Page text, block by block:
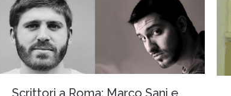
Scrittori a Roma: Marco Sani e